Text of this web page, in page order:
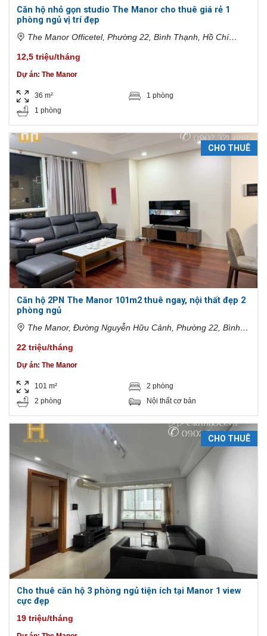
Căn hộ nhỏ gọn studio The Manor cho thuê giá rẻ 1
phòng ngủ vị trí đẹp
The Manor Officetel, Phường 22, Bình Thạnh, Hồ Chí
12,5 triệu/tháng
Dự án: The Manor
36 m²
1 phòng
1 phòng
CHO THUÊ
Căn hộ 2PN The Manor 101m2 thuê ngay, nội thất đẹp 2
phòng ngủ
The Manor, Đường Nguyễn Hữu Cảnh, Phường 22, Bình
22 triệu/tháng
Dự án: The Manor
101 m²
2 phòng
2 phòng
Nội thất cơ bản
CHO THUÊ
Cho thuê căn hộ 3 phòng ngủ tiện ích tại Manor 1 view
cực đẹp
19 triệu/tháng